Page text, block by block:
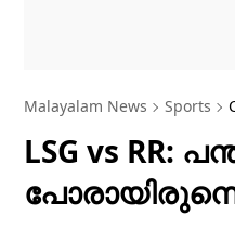
Malayalam News Sports
LSG vs RR: